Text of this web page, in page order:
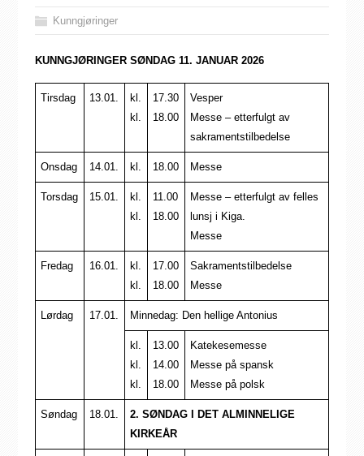
Kunngjøringer
KUNNGJØRINGER SØNDAG 11. JANUAR 2026
Tirsdag 13.01.
kl.
kl.
17.30
18.00
Vesper
Messe – etterfulgt av
sakramentstilbedelse
Onsdag 14.01. kl. 18.00 Messe
Torsdag 15.01.
kl.
kl.
11.00
18.00
Messe – etterfulgt av felles
lunsj i Kiga.
Messe
Fredag 16.01.
kl.
kl.
17.00
18.00
Sakramentstilbedelse
Messe
Lørdag 17.01. Minnedag: Den hellige Antonius
kl.
kl.
kl.
13.00
14.00
18.00
Katekesemesse
Messe på spansk
Messe på polsk
Søndag 18.01.
2. SØNDAG I DET ALMINNELIGE
KIRKEÅR